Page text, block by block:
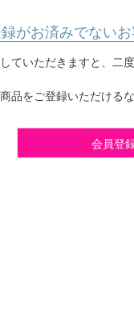
がお済みでない
ていただきますと、二
品をご登録いただける
会員登